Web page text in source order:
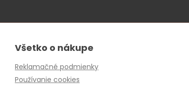
Všetko o nákupe
Reklamačné podmienky
Používanie cookies